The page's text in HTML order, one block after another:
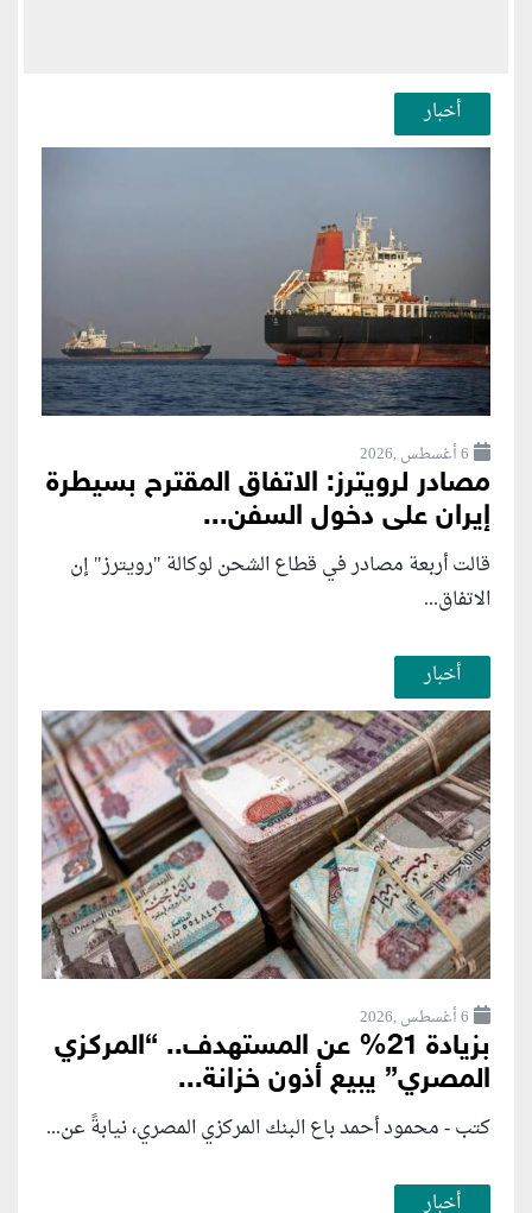
أخبار
6 أغسطس ,2026
مصادر لرويترز: الاتفاق المقترح بسيطرة
إيران على دخول السفن...
قالت أربعة مصادر في قطاع الشحن لوكالة "رويترز" إن
الاتفاق...
أخبار
6 أغسطس ,2026
بزيادة 21% عن المستهدف.. “المركزي
المصري” يبيع أذون خزانة...
كتب - محمود أحمد باع البنك المركزي المصري، نيابةً عن...
أخبار